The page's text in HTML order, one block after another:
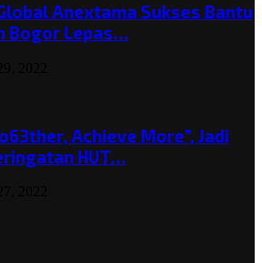
Anextama Sukses Bantu
Bogor Lepas…
Achieve More”, Jadi
HUT…